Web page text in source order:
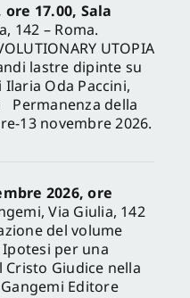
17.00, Sala
142 – Roma.
UTOPIA
lastre dipinte su
Oda Paccini,
Permanenza della
13 novembre 2026.
2026, ore
Via Giulia, 142
del volume
Ipotesi per una
Giudice nella
Editore